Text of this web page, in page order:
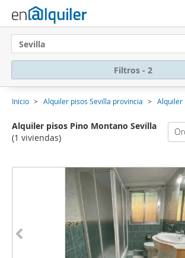
Sevilla
Filtros - 2
Inicio Alquiler pisos Sevilla provincia Alquiler
Alquiler pisos Pino Montano Sevilla
(1 viviendas)